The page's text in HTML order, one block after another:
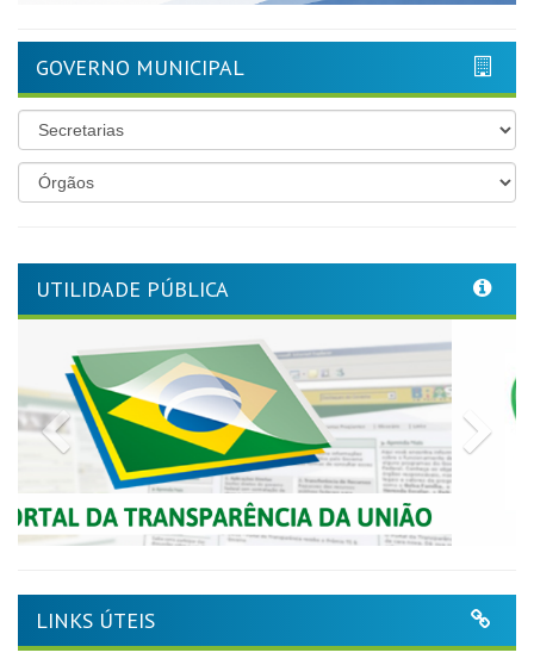
GOVERNO MUNICIPAL
UTILIDADE PÚBLICA
Previous
LINKS ÚTEIS